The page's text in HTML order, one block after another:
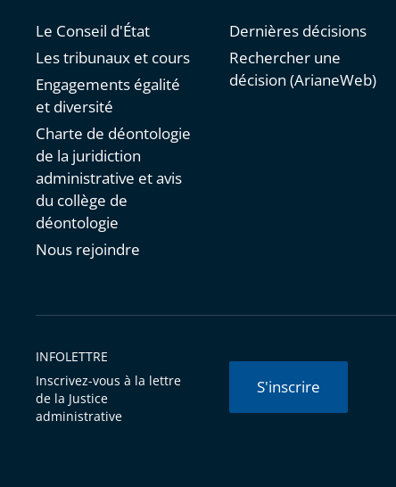
Le Conseil d'État
Les tribunaux et cours
Engagements égalité
et diversité
Charte de déontologie
de la juridiction
administrative et avis
du collège de
déontologie
Nous rejoindre
Dernières décisions
Rechercher une
décision (ArianeWeb)
INFOLETTRE
Inscrivez-vous à la lettre
de la Justice
administrative
S'inscrire